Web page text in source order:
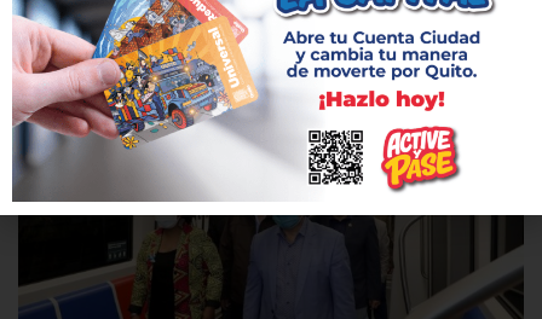
directorio del Metro de Quito para ratificar o rectificar el modelo
de operación.